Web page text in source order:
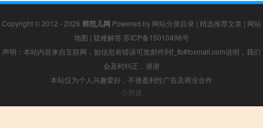
Copyright © 2012 - 2026 韩范儿网 Powered by 网站分类目录 | 精选推荐文章 | 网站
地图 | 疑难解答 苏ICP备15010498号
声明：本站内容来自互联网，如信息有错误可发邮件到f_fb#foxmail.com说明，我们
会及时纠正，谢谢
本站仅为个人兴趣爱好，不接盈利性广告及商业合作
小男孩